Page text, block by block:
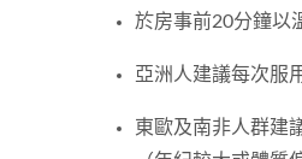
於房事前20分鐘以
亞洲人建議每次服
東歐及南非人群建